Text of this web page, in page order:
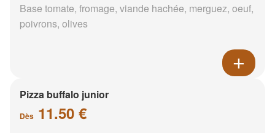
Base tomate, fromage, viande hachée, merguez, oeuf,
poivrons, olives
Pizza buffalo junior
Dès 11.50 €